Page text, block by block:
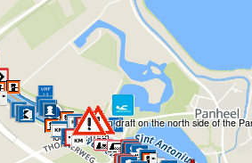
The maximum draft on the north side of the
lock is 2.10 m.